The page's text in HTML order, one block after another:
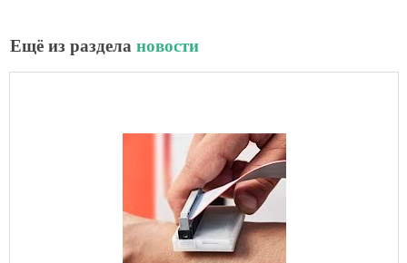
Ещё из разделановости